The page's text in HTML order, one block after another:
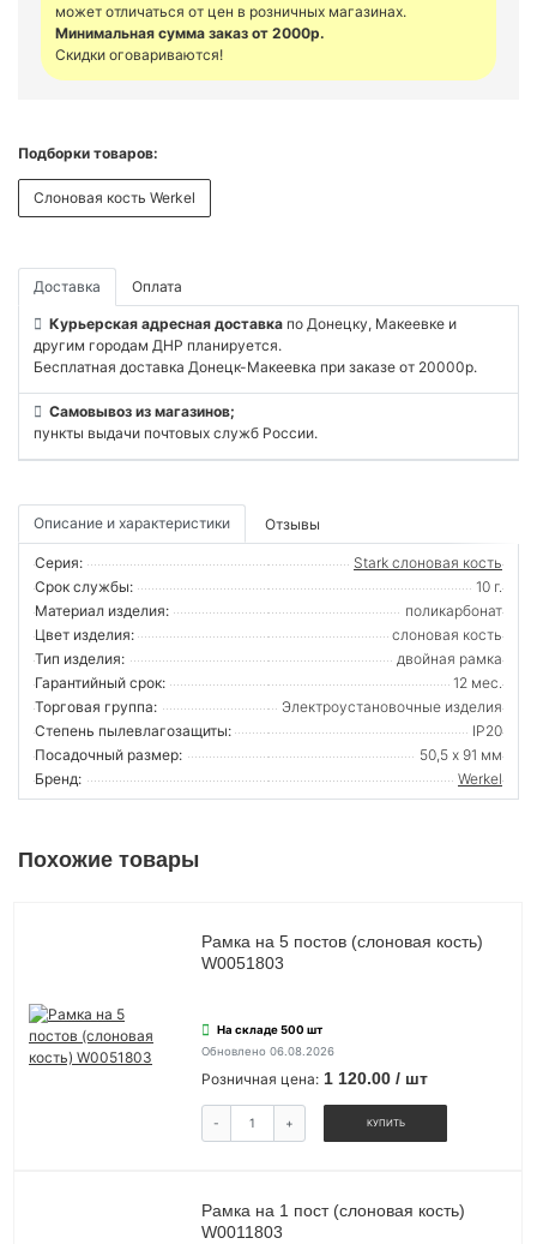
может отличаться от цен в розничных магазинах.
Минимальная сумма заказ от 2000р.
Скидки оговариваются!
Подборки товаров:
Слоновая кость Werkel
Доставка Оплата
Курьерская адресная доставка по Донецку, Макеевке и
другим городам ДНР планируется.
Бесплатная доставка Донецк-Макеевка при заказе от 20000р.
Самовывоз из магазинов;
пункты выдачи почтовых служб России.
Описание и характеристики Отзывы
Серия:
Stark слоновая кость
Срок службы:
10 г.
Материал изделия:
поликарбонат
Цвет изделия:
слоновая кость
Тип изделия:
двойная рамка
Гарантийный срок:
12 мес.
Торговая группа:
Электроустановочные изделия
Степень пылевлагозащиты:
IP20
Посадочный размер:
50,5 х 91 мм
Бренд:
Werkel
Похожие товары
Рамка на 5 постов (слоновая кость)
W0051803
На складе 500 шт
Обновлено 06.08.2026
Розничная цена: 1 120.00 / шт
- + КУПИТЬ
Рамка на 1 пост (слоновая кость)
W0011803